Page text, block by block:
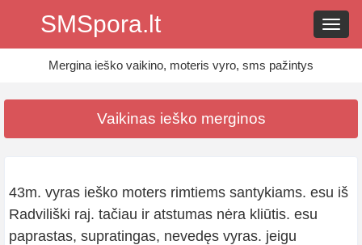
SMSpora.lt
Mergina ieško vaikino, moteris vyro, sms pažintys
Vaikinas ieško merginos
43m. vyras ieško moters rimtiems santykiams. esu iš
Radviliški raj. tačiau ir atstumas nėra kliūtis. esu
paprastas, supratingas, nevedęs vyras. jeigu